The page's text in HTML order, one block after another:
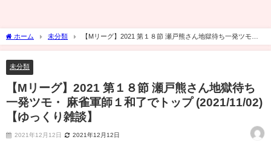
ホーム 未分類
【Mリーグ】2021 第１８節 瀬戸熊さん地獄待ち一発ツモ・
麻雀軍師１和了でトップ (2021/11/02)【ゆっくり雑談】
未分類
【Mリーグ】2021 第１８節 瀬戸熊さん地獄待ち
一発ツモ・ 麻雀軍師１和了でトップ (2021/11/02)
【ゆっくり雑談】
2021年12月12日 2021年12月12日